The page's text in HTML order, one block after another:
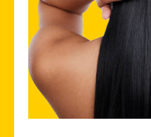
sensibile
Nizoral
Care
cute e
capelli
®